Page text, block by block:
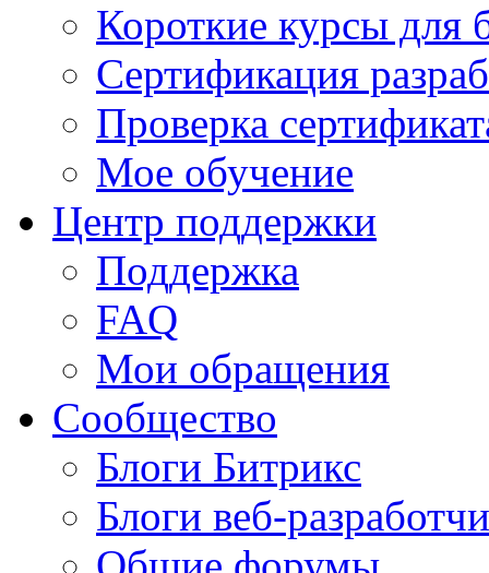
Короткие курсы для
Сертификация
Проверка
Мое обучение
Центр поддержки
Поддержка
FAQ
Мои обращения
Сообщество
Блоги Битрикс
Блоги веб-